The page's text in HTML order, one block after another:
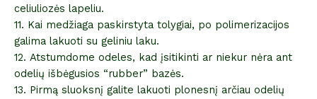
celiuliozės lapeliu.
11. Kai medžiaga paskirstyta tolygiai, po polimerizacijos
galima lakuoti su geliniu laku.
12. Atstumdome odeles, kad įsitikinti ar niekur nėra ant
odelių išbėgusios “rubber” bazės.
13. Pirmą sluoksnį galite lakuoti plonesnį arčiau odelių